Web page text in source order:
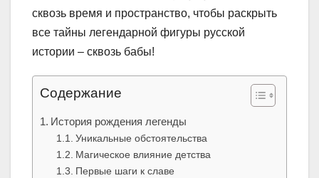
сквозь время и пространство, чтобы раскрыть
все тайны легендарной фигуры русской
истории – сквозь бабы!
Содержание
История рождения легенды
Уникальные обстоятельства
Магическое влияние детства
Первые шаги к славе